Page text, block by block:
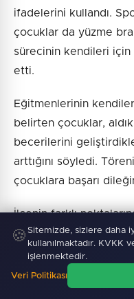
ifadelerini kullandı.
çocuklar da yüzme
sürecinin kendileri
etti.
Eğitmenlerinin
belirten çocuklar,
becerilerini
arttığını söyledi.
çocuklara başarı
İlçenin farklı
on binlerce çocuğa
özellikle yaz
verimli ve eğlenceli
imkan sağlıyor.
🍪 Sitemizde, sizlere daha
kullanılmaktadır. KVKK
işlenmektedir.
Veri Politikası
Gündem